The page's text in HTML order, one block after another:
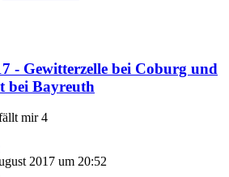
- Gewitterzelle bei Coburg und
bei Bayreuth
4
2017 um 20:52